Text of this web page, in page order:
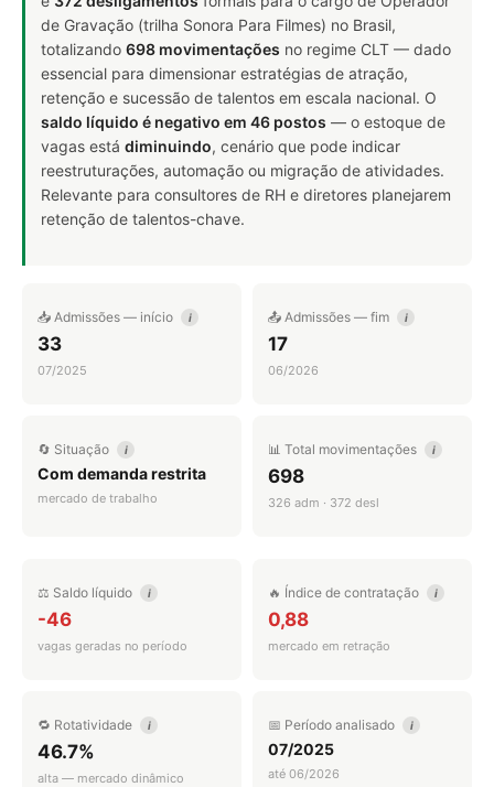
de Gravação (trilha Sonora Para Filmes) no Brasil,
totalizando 698 movimentações no regime CLT — dado
essencial para dimensionar estratégias de atração,
retenção e sucessão de talentos em escala nacional. O
saldo líquido é negativo em 46 postos — o estoque de
vagas está diminuindo, cenário que pode indicar
reestruturações, automação ou migração de atividades.
Relevante para consultores de RH e diretores planejarem
retenção de talentos-chave.
📥 Admissões — início i
33
07/2025
📤 Admissões — fim i
17
06/2026
🔄 Situação i
Com demanda restrita
mercado de trabalho
📊 Total movimentações i
698
326 adm · 372 desl
⚖️ Saldo líquido i
-46
vagas geradas no período
🔥 Índice de contratação i
0,88
mercado em retração
🔁 Rotatividade i
46.7%
alta — mercado dinâmico
📅 Período analisado i
07/2025
até 06/2026